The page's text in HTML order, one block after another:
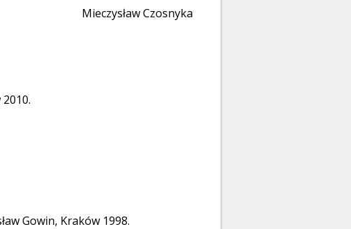
Mieczysław Czosnyka
Gowin, Kraków 1998.